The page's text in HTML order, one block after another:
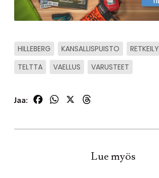
HILLEBERG KANSALLISPUISTO RETKEILY
TELTTA
VAELLUS VARUSTEET
Jaa: FacebookWhatsApp
Lue myös